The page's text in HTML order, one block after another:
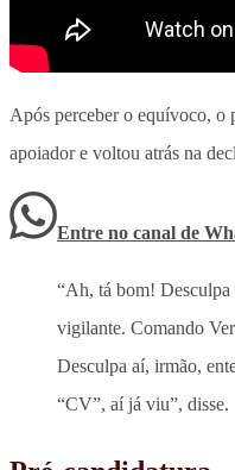
Após perceber o equívoco, o
apoiador e voltou atrás na
Entre no canal de
“Ah, tá bom! Desculpa
vigilante. Comando
Desculpa aí, irmão,
“CV”, aí já viu”, disse.